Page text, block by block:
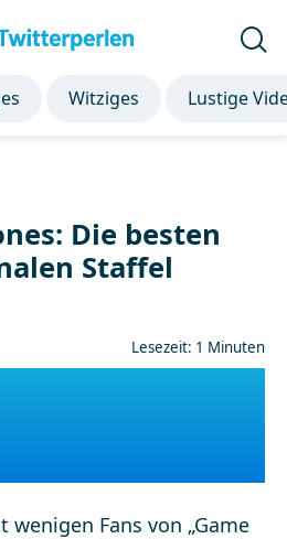
Witziges Lustige
Die besten
Staffel
Lesezeit: 1 Minuten
wenigen Fans von „Game